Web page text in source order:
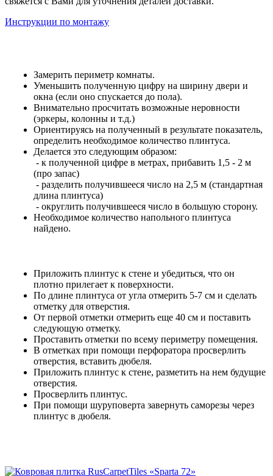
Инструкции по монтажу
Замерить периметр комнаты.
Уменьшить полученную цифру на ширину двери и
окна (если оно спускается до пола).
Внимательно просчитать возможные неровности
(эркеры, колонны и т.д.)
Ориентируясь на полученный в результате показатель,
определить необходимое количество плинтуса.
Делается это следующим образом:
- к полученной цифре в метрах, прибавить 1,5 - 2 м
(про запас)
- разделить получившееся число на 2,5 м (стандартная
длина плинтуса)
- округлить получившееся число в большую сторону.
Необходимое количество напольного плинтуса
найдено.
Приложить плинтус к стене и убедиться, что он
плотно прилегает к поверхности.
По длине плинтуса от угла отмерить 5-7 см и сделать
отметку для отверстия.
От первой отметки отмерить еще 40 см и поставить
следующую отметку.
Проставить отметки по всему периметру помещения.
В отметках при помощи перфоратора просверлить
отверстия, вставить дюбеля.
Приложить плинтус к стене, разметить на нем будущие
отверстия.
Просверлить плинтус.
При помощи шуруповерта завернуть саморезы через
плинтус в дюбеля.